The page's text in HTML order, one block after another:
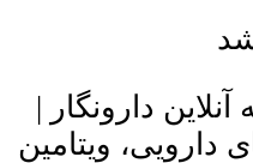
دارونگار |
دارویی، ویتامین